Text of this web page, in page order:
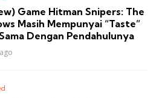
Game Hitman Snipers: The
Masih Mempunyai “Taste”
Dengan Pendahulunya